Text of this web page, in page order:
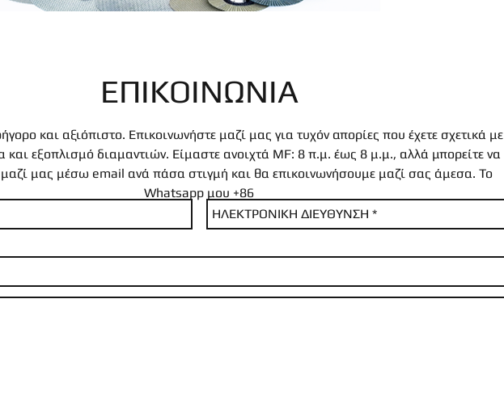
ΕΠΙΚΟΙΝΩΝΙΑ
και αξιόπιστο. Επικοινωνήστε μαζί μας για τυχόν απορίες που έχετε σχετικά με
και εξοπλισμό διαμαντιών. Είμαστε ανοιχτά MF: 8 π.μ. έως 8 μ.μ., αλλά μπορείτε να
μαζί μας μέσω email ανά πάσα στιγμή και θα επικοινωνήσουμε μαζί σας άμεσα. Το
Whatsapp μου +86